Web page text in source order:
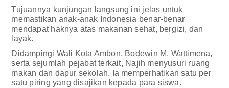
Tujuannya kunjungan langsung ini jelas untuk
memastikan anak-anak Indonesia benar-benar
mendapat haknya atas makanan sehat, bergizi, dan
layak.
Didampingi Wali Kota Ambon, Bodewin M. Wattimena,
serta sejumlah pejabat terkait, Najih menyusuri ruang
makan dan dapur sekolah. Ia memperhatikan satu per
satu piring yang disajikan kepada para siswa.